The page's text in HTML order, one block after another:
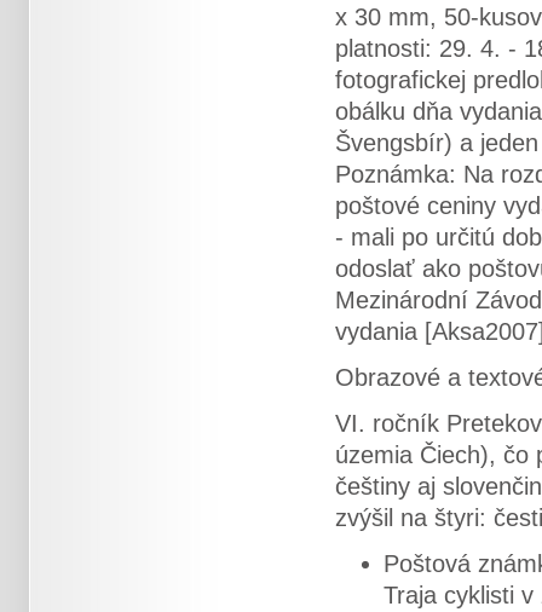
x 30 mm, 50-
platnosti: 29. 4. -
fotografickej
obálku dňa
Švengsbír) a
Poznámka: Na
poštové ceniny
- mali po určitú
odoslať ako
Mezinárodní
vydania
Obrazové a
VI. ročník
územia Čiech), čo
češtiny aj
zvýšil na štyri:
Poštová
Traja cyklisti